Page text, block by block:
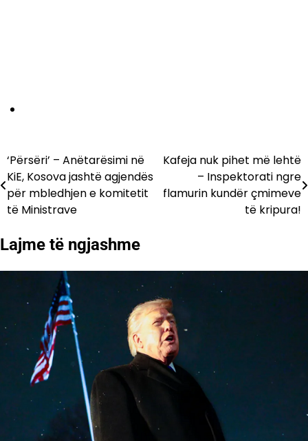
Lëvizje
te
postimet
‘Përsëri’ – Anëtarësimi në
KiE, Kosova jashtë agjendës
për mbledhjen e komitetit
të Ministrave
Kafeja nuk pihet më lehtë
– Inspektorati ngre
flamurin kundër çmimeve
të kripura!
Lajme të ngjashme